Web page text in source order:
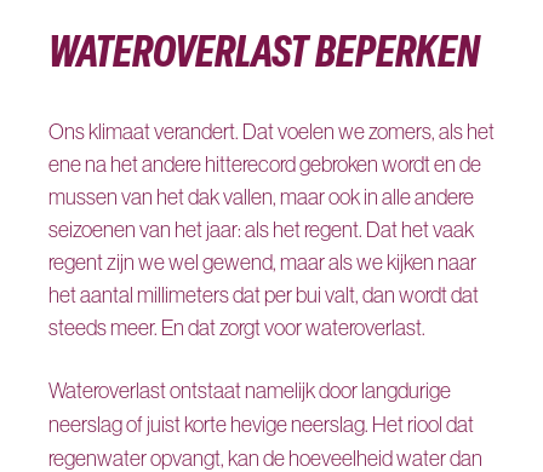
WATEROVERLAST BEPERKEN
Ons klimaat verandert. Dat voelen we zomers, als het
ene na het andere hitterecord gebroken wordt en de
mussen van het dak vallen, maar ook in alle andere
seizoenen van het jaar: als het regent. Dat het vaak
regent zijn we wel gewend, maar als we kijken naar
het aantal millimeters dat per bui valt, dan wordt dat
steeds meer. En dat zorgt voor wateroverlast.
Wateroverlast ontstaat namelijk door langdurige
neerslag of juist korte hevige neerslag. Het riool dat
regenwater opvangt, kan de hoeveelheid water dan